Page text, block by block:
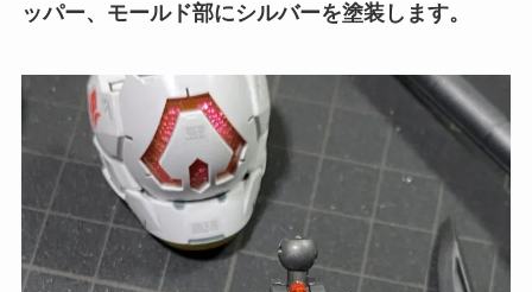
ッパー、モールド部にシルバーを塗装します。